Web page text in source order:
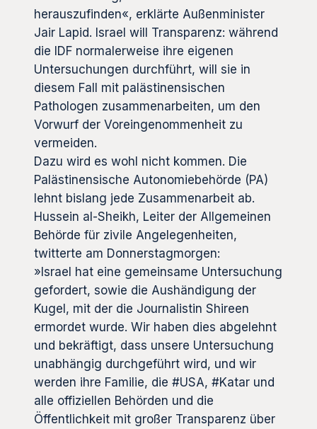
herauszufinden«, erklärte Außenminister
Jair Lapid. Israel will Transparenz: während
die IDF normalerweise ihre eigenen
Untersuchungen durchführt, will sie in
diesem Fall mit palästinensischen
Pathologen zusammenarbeiten, um den
Vorwurf der Voreingenommenheit zu
vermeiden.
Dazu wird es wohl nicht kommen. Die
Palästinensische Autonomiebehörde (PA)
lehnt bislang jede Zusammenarbeit ab.
Hussein al-Sheikh, Leiter der Allgemeinen
Behörde für zivile Angelegenheiten,
twitterte am Donnerstagmorgen:
»Israel hat eine gemeinsame Untersuchung
gefordert, sowie die Aushändigung der
Kugel, mit der die Journalistin Shireen
ermordet wurde. Wir haben dies abgelehnt
und bekräftigt, dass unsere Untersuchung
unabhängig durchgeführt wird, und wir
werden ihre Familie, die #USA, #Katar und
alle offiziellen Behörden und die
Öffentlichkeit mit großer Transparenz über